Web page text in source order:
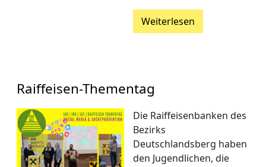
Weiterlesen
Raiffeisen-Thementag
Die Raiffeisenbanken des
Bezirks
Deutschlandsberg haben
den Jugendlichen, die